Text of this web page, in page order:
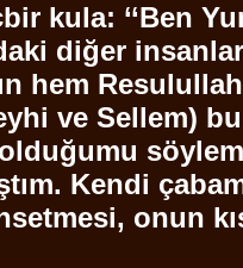
kula: ‘‘Ben
diğer
hem
ve Sellem)
Kendi
onun